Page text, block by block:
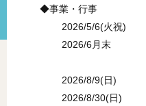
◆事業・行事
2026/5/6(火祝)
2026/6月末
2026/8/9(日)
2026/8/30(日)